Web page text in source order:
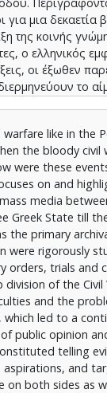
μια
της κοινής
ο ελληνικός
οι έξωθεν
το
like in
the bloody
were these
on and
media
State till
the primary
rigorously
orders, trials
of the
and the
led to a
public opinion
telling
and
both sides as